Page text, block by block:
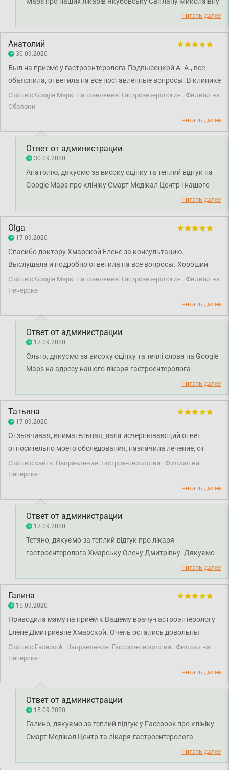
і Швирьову Анну Сергіївну. Раді чути, що ви залишилися
задоволені візитом до клініки. Дякуємо за довіру і щиро
бажаємо вам міцного здоров'я!
Читать далее
Анатолий
30.09.2020
Был на приеме у гастроэнтеролога Подвысоцкой А. А., все
объяснила, ответила на все поставленные вопросы. В клинике
чисто и приятно. Приветливые администраторы.
Отзыв с Google Maps. Направление: Гастроэнтерология . Филиал на
Оболони
Читать далее
Ответ от администрации
30.09.2020
Анатолію, дякуємо за високу оцінку та теплий відгук на
Google Maps про клініку Смарт Медікал Центр і нашого
Олександрівну. Нам дуже приємно, що сервіс медичного
центру та професійність нашого персоналу залишили у
вас такі теплі емоції. Дякуємо за довіру і щиро бажаємо
вам міцного здоров'я!
Читать далее
Olga
17.09.2020
Спасибо доктору Хмарской Елене за консультацию.
Выслушала и подробно ответила на все вопросы. Хороший
врач)
Отзыв с Google Maps. Направление: Гастроэнтерология . Филиал на
Печерске
Читать далее
Ответ от администрации
17.09.2020
Ольго, дякуємо за високу оцінку та теплі слова на Google
Maps на адресу нашого лікаря-гастроентеролога
Хмарської Олени Дмитрівни. Дякуємо за довіру і щиро
бажаємо вам міцного здоров'я!
Читать далее
Татьяна
17.09.2020
Отзывчивая, внимательная, дала исчерпывающий ответ
относительно моего обследования, назначила лечение, от
которого мне очень хорошо. Спасибо врачу!
Отзыв с сайта. Направление: Гастроэнтерология . Филиал на
Печерске
Читать далее
Ответ от администрации
17.09.2020
Тетяно, дякуємо за теплий відгук про лікаря-
гастроентеролога Хмарську Олену Дмитрівну. Дякуємо
за довіру і щиро бажаємо вам міцного здоров'я!Читать далее
Галина
15.09.2020
Приводила маму на приём к Вашему врачу-гастроэнтерологу
Елене Дмитриевне Хмарской. Очень остались довольны
консультацией, мама очень поверила доктору и теперь
придерживается всех рекомендаций, состояние здоровья
улучшилось намного. Всем рекомендую этого доктора и
клинику.
Отзыв с Facebook. Направление: Гастроэнтерология . Филиал на
Печерске
Читать далее
Ответ от администрации
15.09.2020
Галино, дякуємо за теплий відгук у Facebook про клініку
Смарт Медікал Центр та лікаря-гастроентеролога
Хмарську Олену Дмитрівну. Дякуємо за довіру і щиро
бажаємо вам та вашій родині міцного здоров'я!
Читать далее